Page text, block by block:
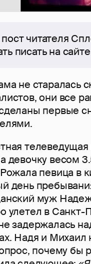
читателя
писать на
не старалась
они все
первые
девочку весом
певица в
день
муж
улетел в
задержалась
Надя и
почему бы